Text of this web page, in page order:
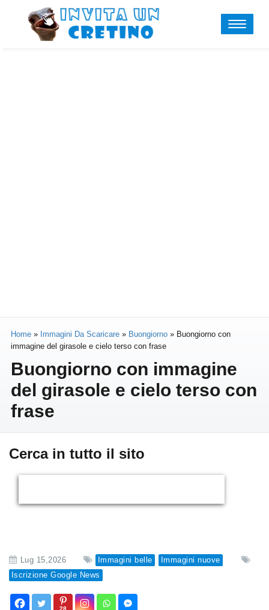
Home » Immagini Da Scaricare » Buongiorno » Buongiorno con
immagine del girasole e cielo terso con frase
Buongiorno con immagine
del girasole e cielo terso con
frase
Cerca in tutto il sito
Lug 15,2026 Immagini belle
Immagini nuove
Iscrizione Google News